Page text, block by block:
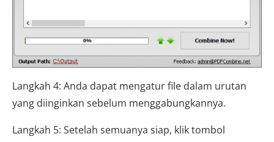
Langkah 4: Anda dapat mengatur file dalam urutan
yang diinginkan sebelum menggabungkannya.
Langkah 5: Setelah semuanya siap, klik tombol